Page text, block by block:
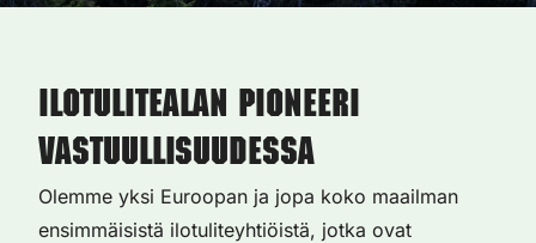
Ilotulitealan pioneeri
vastuullisuudessa
Olemme yksi Euroopan ja jopa koko maailman
ensimmäisistä ilotuliteyhtiöistä, jotka ovat